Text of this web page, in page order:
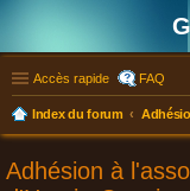
Accès rapide FAQ
Index du forum
Adhésion à